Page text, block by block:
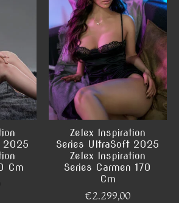
2025
Cm
Zelex Inspiration
Series UltraSoft 2025
Zelex Inspiration
Series Carmen 170
Cm
€2.299,00